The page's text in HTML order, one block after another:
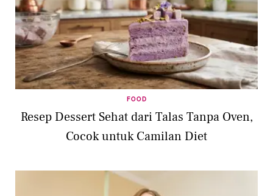
FOOD
Resep Dessert Sehat dari Talas Tanpa Oven,
Cocok untuk Camilan Diet